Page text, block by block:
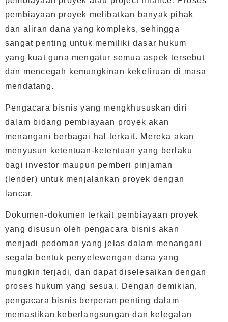
pembiayaan proyek melibatkan banyak pihak
dan aliran dana yang kompleks, sehingga
sangat penting untuk memiliki dasar hukum
yang kuat guna mengatur semua aspek tersebut
dan mencegah kemungkinan kekeliruan di masa
mendatang.
Pengacara bisnis yang mengkhususkan diri
dalam bidang pembiayaan proyek akan
menangani berbagai hal terkait. Mereka akan
menyusun ketentuan-ketentuan yang berlaku
bagi investor maupun pemberi pinjaman
(lender) untuk menjalankan proyek dengan
lancar.
Dokumen-dokumen terkait pembiayaan proyek
yang disusun oleh pengacara bisnis akan
menjadi pedoman yang jelas dalam menangani
segala bentuk penyelewengan dana yang
mungkin terjadi, dan dapat diselesaikan dengan
proses hukum yang sesuai. Dengan demikian,
pengacara bisnis berperan penting dalam
memastikan keberlangsungan dan kelegalan